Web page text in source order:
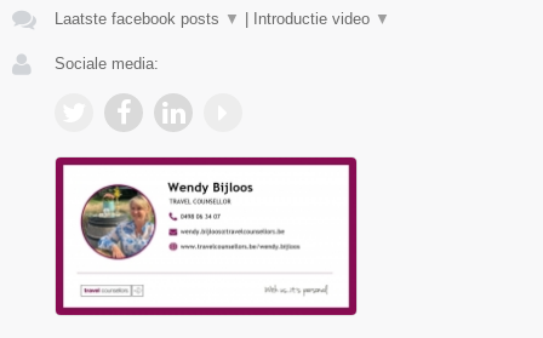
Laatste facebook posts ▼ Introductie video ▼
Sociale media: